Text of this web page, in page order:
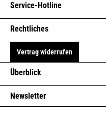
UNIVERSAL
ROSTHEBER,
Service-Hotline
Rechtliches
Vertrag widerrufen
Überblick
Newsletter